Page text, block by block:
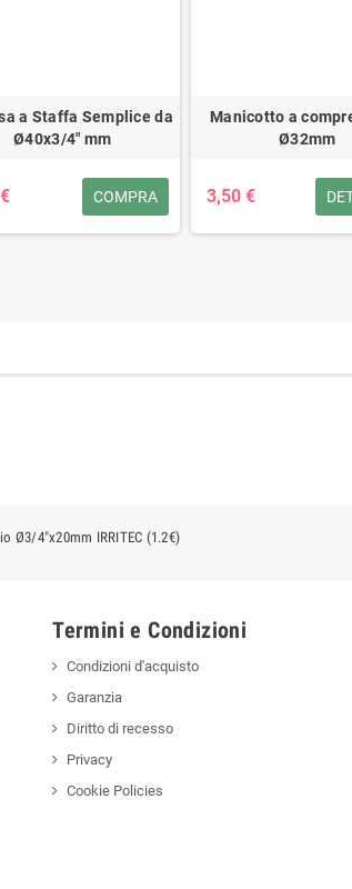
a Staffa Semplice da
Ø40x3/4" mm
COMPRA
Manicotto a
Ø32mm
3,50 €
Ø3/4"x20mm IRRITEC (1.2€)
Termini e Condizioni
Condizioni d'acquisto
Garanzia
Diritto di recesso
Privacy
Cookie Policies